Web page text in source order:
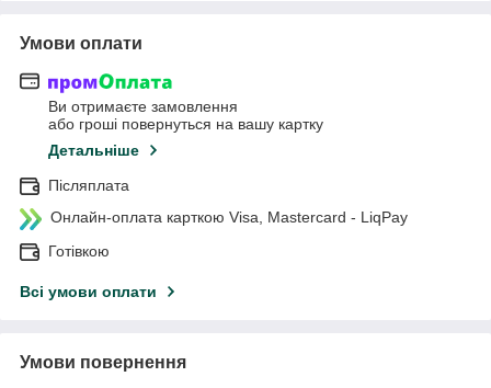
Умови оплати
Ви отримаєте замовлення
або гроші повернуться на вашу картку
Детальніше
Післяплата
Онлайн-оплата карткою Visa, Mastercard - LiqPay
Готівкою
Всі умови оплати
Умови повернення